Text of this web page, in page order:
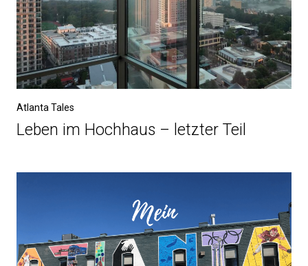
Atlanta Tales
Leben im Hochhaus – letzter Teil